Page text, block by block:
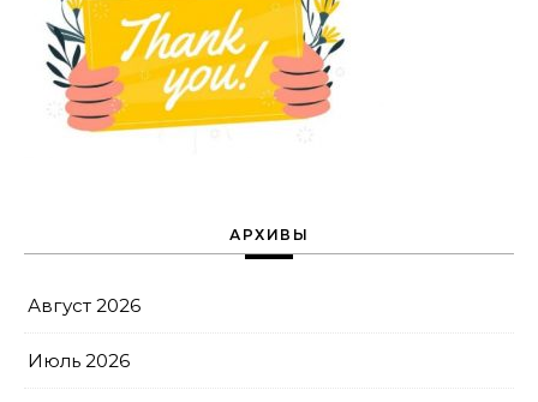
АРХИВЫ
Август 2026
Июль 2026